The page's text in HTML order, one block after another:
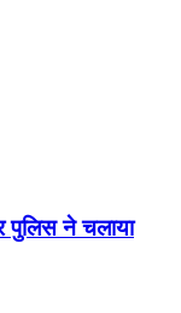
पुलिस ने चलाया